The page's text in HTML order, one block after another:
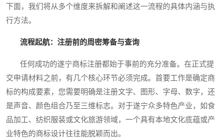
下面，我们将从多个维度来拆解和阐述这一流程的具体内涵与执
行方法。
流程起航：注册前的周密筹备与查询
任何成功的遂宁商标注册都始于事前的充分准备。在正式提
交申请材料之前，有几个核心环节必须完成。首要工作是确定商
标的构成要素，您需要明确是注册文字、图形、字母、数字，还
是声音、颜色组合乃至三维标志。对于遂宁众多特色产业，如食
品加工、纺织服装或文化旅游领域，一个具有本地文化底蕴或产
业特色的商标设计往往能脱颖而出。